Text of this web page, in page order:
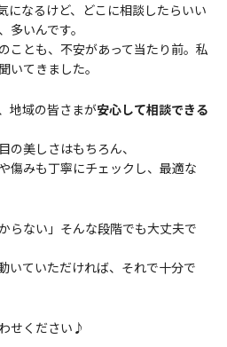
になるけど、どこに相談したらいい
いんです。
ことも、不安があって当たり前。私
いてきました。
地域の皆さまが安心して相談できる
の美しさはもちろん、
傷みも丁寧にチェックし、最適な
らない」そんな段階でも大丈夫で
いていただければ、それで十分で
せください♪